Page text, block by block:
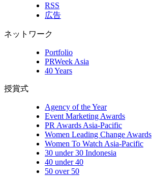
RSS
広告
ネットワーク
Portfolio
PRWeek Asia
40 Years
授賞式
Agency of the Year
Event Marketing Awards
PR Awards Asia-Pacific
Women Leading Change Awards
Women To Watch Asia-Pacific
30 under 30 Indonesia
40 under 40
50 over 50